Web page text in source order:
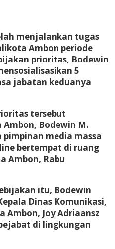
menjalankan tugas
Ambon periode
prioritas, Bodewin
5
jabatan keduanya
tersebut
Bodewin M.
media massa
bertempat di ruang
Ambon, Rabu
itu, Bodewin
Dinas Komunikasi,
Ambon, Joy Adriaansz
di lingkungan